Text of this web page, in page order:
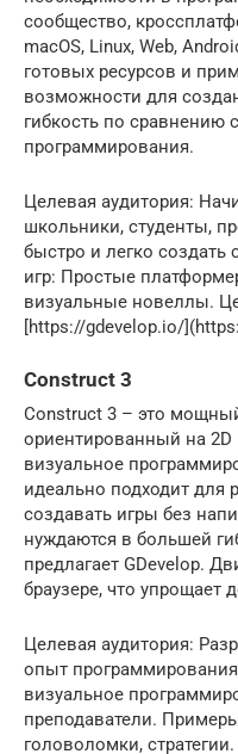
сообщество,
macOS, Linux, Web,
готовых ресурсов и
возможности для
гибкость по
программирования.
Целевая аудитория:
школьники, студенты,
быстро и легко
игр: Простые
визуальные новеллы.
[https://gdevelop.io/
Construct 3
Construct 3 – это
ориентированный на
визуальное
идеально подходит для
создавать игры без
нуждаются в большей
предлагает GDevelop.
браузере, что упрощает
Целевая аудитория:
опыт
визуальное
преподаватели.
головоломки,